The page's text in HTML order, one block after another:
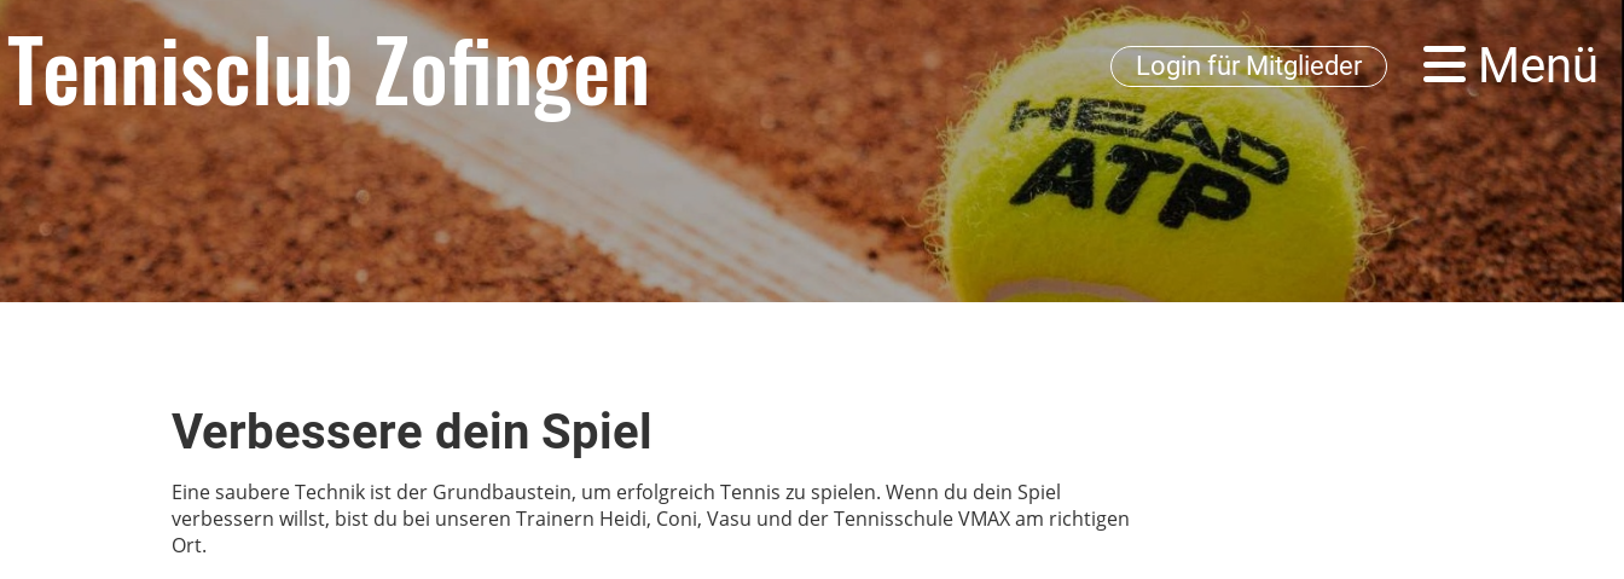
Tennisclub Zofingen Login für Mitglieder Menü
Verbessere dein Spiel
Eine saubere Technik ist der Grundbaustein, um erfolgreich Tennis zu spielen. Wenn du dein Spiel
verbessern willst, bist du bei unseren Trainern Heidi, Coni, Vasu und der Tennisschule VMAX am richtigen
Ort.